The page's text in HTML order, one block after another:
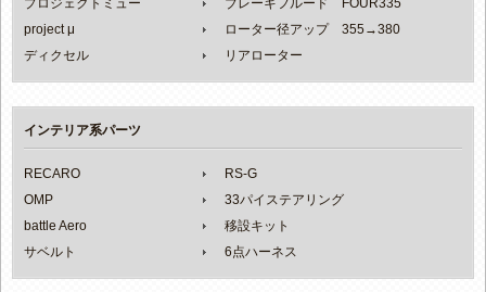
プロジェクトミュー
ブレーキフルード FOUR335
project μ
ローター径アップ 355→380
ディクセル
リアローター
インテリア系パーツ
RECARO
RS-G
OMP
33パイステアリング
battle Aero
移設キット
サベルト
6点ハーネス